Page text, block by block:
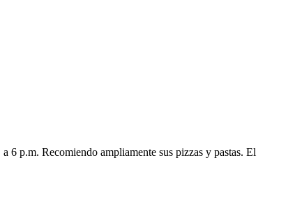
6 p.m. Recomiendo ampliamente sus pizzas y pastas. El